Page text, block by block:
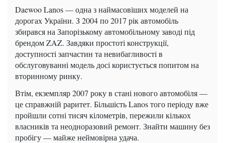
Daewoo Lanos — одна з наймасовіших моделей на
дорогах України. З 2004 по 2017 рік автомобіль
збирався на Запорізькому автомобільному заводі під
брендом ZAZ. Завдяки простоті конструкції,
доступності запчастин та невибагливості в
обслуговуванні модель досі користується попитом на
вторинному ринку.
Втім, екземпляр 2007 року в стані нового автомобіля —
це справжній раритет. Більшість Lanos того періоду вже
пройшли сотні тисяч кілометрів, пережили кількох
власників та неодноразовий ремонт. Знайти машину без
пробігу — майже неймовірна удача.